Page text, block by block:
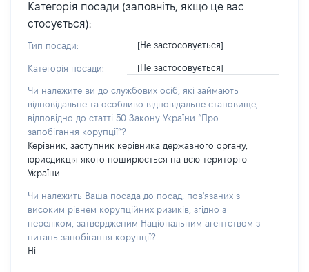
Категорія посади (заповніть, якщо це вас
стосується):
Тип посади: [Не застосовується]
Категорія посади: [Не застосовується]
Чи належите ви до службових осіб, які займають
відповідальне та особливо відповідальне становище,
відповідно до статті 50 Закону України “Про
запобігання корупції”?
Керівник, заступник керівника державного органу,
юрисдикція якого поширюється на всю територію
України
Чи належить Ваша посада до посад, пов'язаних з
високим рівнем корупційних ризиків, згідно з
переліком, затвердженим Національним агентством з
питань запобігання корупції?
Ні